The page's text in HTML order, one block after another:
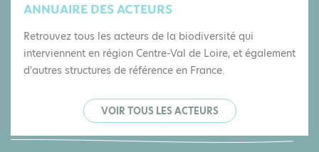
ANNUAIRE DES ACTEURS
Retrouvez tous les acteurs de la biodiversité qui
interviennent en région Centre-Val de Loire, et également
d'autres structures de référence en France.
VOIR TOUS LES ACTEURS